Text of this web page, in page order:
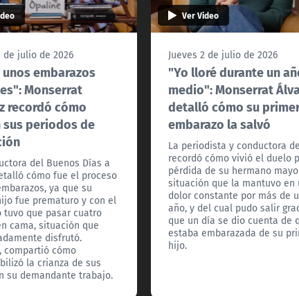
de julio de 2026
embarazos
Monserrat
recordó cómo
periodos de
del Buenos Días a
cómo fue el proceso
ya que su
fue prematuro y con el
tuvo que pasar cuatro
cama, situación que
disfrutó.
compartió cómo
la crianza de sus
su demandante trabajo.
Ver Video
Jueves 2 de julio de 2026
"Yo lloré durante un
medio": Monserrat
detalló cómo su
embarazo la salvó
La periodista y conductora
recordó cómo vivió el duelo
pérdida de su hermano
situación que la mantuvo en
dolor constante por más de
año, y del cual pudo salir
que un día se dio cuenta de
estaba embarazada de su
hijo.